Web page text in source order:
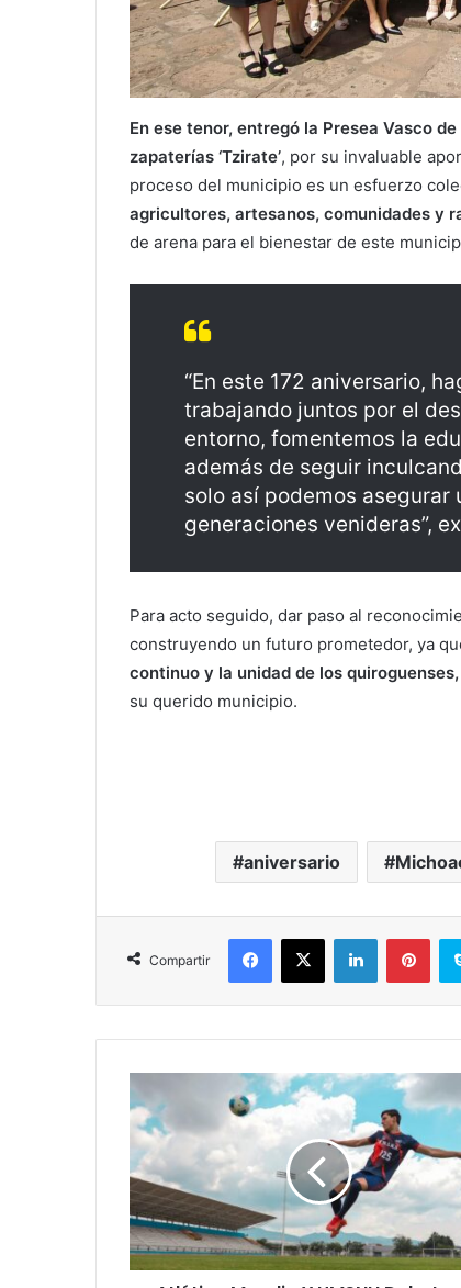
En ese tenor, entregó la Presea Vasco
zapaterías ‘Tzirate’, por su invaluable
proceso del municipio es un esfuerzo
agricultores, artesanos, comunidades y
de arena para el bienestar de este
“En este 172 aniversario,
trabajando juntos por el
entorno, fomentemos la
además de seguir
solo así podemos
generaciones venideras”,
Para acto seguido, dar paso al
construyendo un futuro prometedor, ya
continuo y la unidad de los quiroguenses,
su querido municipio.
aniversario
Compartir
Facebook
X LinkedIn
Morelia
Y
UMSNH
Debutarán
En
La
Liga
De